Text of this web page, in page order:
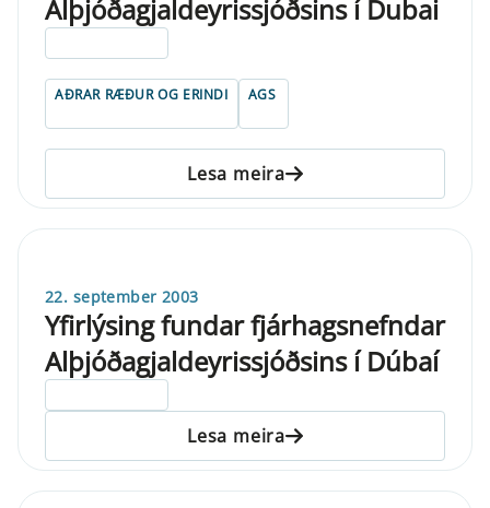
Alþjóðagjaldeyrissjóðsins í Dubai
AÐRAR RÆÐUR OG ERINDI AGS
Lesa meira
22. september 2003
Yfirlýsing fundar fjárhagsnefndar
Alþjóðagjaldeyrissjóðsins í Dúbaí
Lesa meira